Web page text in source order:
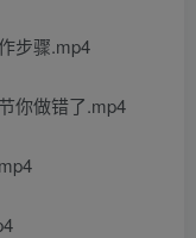
步骤.mp4
你做错了.mp4